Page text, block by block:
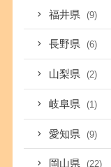
福井県 (9)
長野県 (6)
山梨県 (2)
岐阜県 (1)
愛知県 (9)
岡山県 (22)